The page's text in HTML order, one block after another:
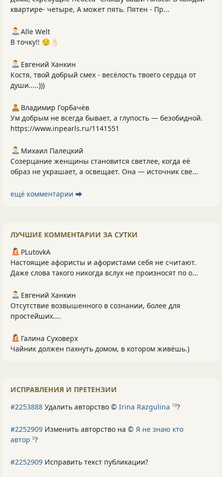
квартире- четыре, А может пять. Пятен - Пр...
Alle Welt
В точку!! 😌👌🏻
Евгений Ханкин
Костя, твой добрый смех - весёлость твоего сердца от
души.....)))
Владимир Горбачёв
Ум добрым не всегда бывает, а глупость — безобидной.
https://www.inpearls.ru/1141551
Михаил Палецкий
Созерцание женщины становится светлее, когда её
образ не украшает, а освещает. Она — источник све...
ещё комментарии ⮕
ЛУЧШИЕ КОММЕНТАРИИ ЗА СУТКИ
PLutоvkА
Настоящие афористы и афористами себя не считают.
Даже слова такого никогда вслух не произносят по о...
Евгений Ханкин
Отсутствие возвышенного в сознании, более для
простейших....
Галина Суховерх
Чайник должен пахнуть домом, в котором живёшь.)
ИСПРАВЛЕНИЯ И ПРЕТЕНЗИИ
#2253888 Удалить авторство © Irina Razgulina 19?
#2252909 Изменить авторство на © Я не знаю кто
автор 0?
#2252909 Исправить текст публикации?